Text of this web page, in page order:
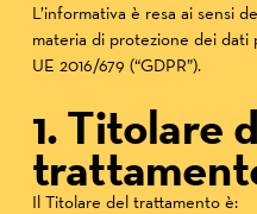
L’informativa è resa ai sensi
materia di protezione dei dati
UE 2016/679 (“GDPR”).
1. Titolare
Il Titolare del trattamento è: